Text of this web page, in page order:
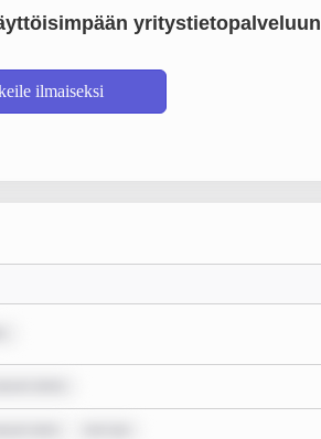
yritystietopalveluun
ilmaiseksi